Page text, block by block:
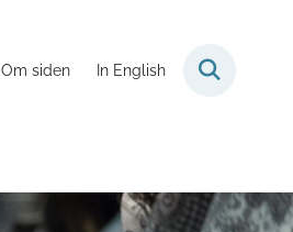
Om siden In English